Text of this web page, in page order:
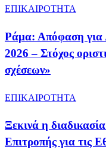
ΕΠΙΚΑΙΡΟΤΗΤΑ
Ράμα: Απόφαση για
2026 – Στόχος
σχέσεων»
ΕΠΙΚΑΙΡΟΤΗΤΑ
Ξεκινά η
Επιτροπής για τις